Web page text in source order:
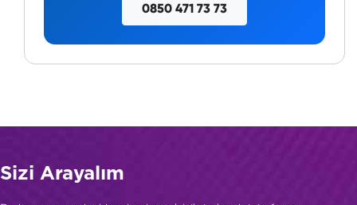
0850 471 73 73
Sizi Arayalım